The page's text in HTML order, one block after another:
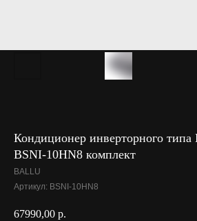
Кондиционер инверторного
BSNI-10HN8 комплект
BALLU
Артикул: BSNI-10HN8
67990,00 р.